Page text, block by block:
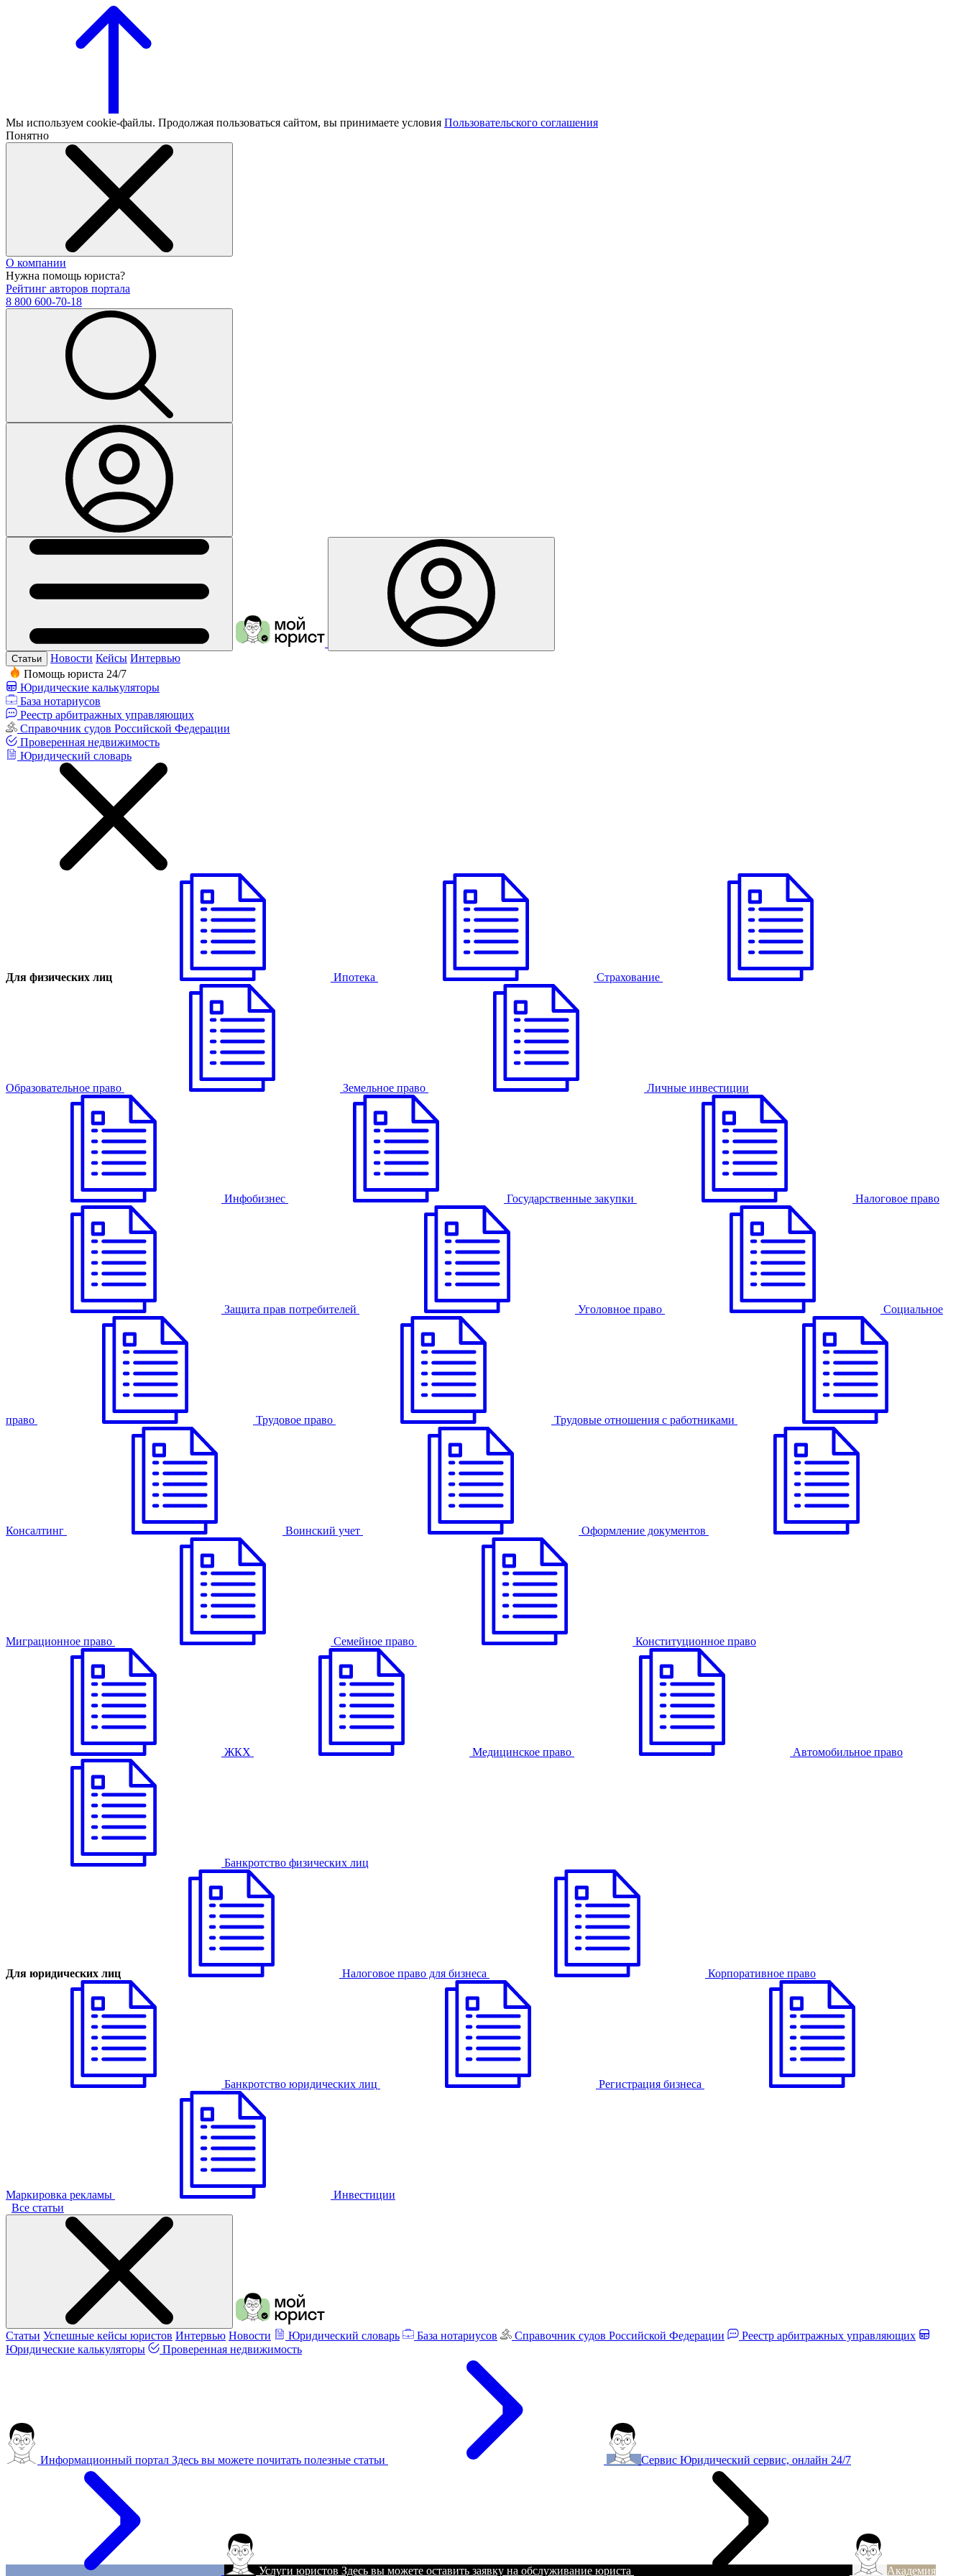
Мы используем cookie-файлы. Продолжая пользоваться сайтом, вы принимаете условия Пользовательского соглашения
Понятно
О компании
Нужна помощь юриста?
Рейтинг авторов портала
8 800 600-70-18
Статьи Новости Кейсы Интервью
Помощь юриста 24/7
Юридические калькуляторы
База нотариусов
Реестр арбитражных управляющих
Справочник судов Российской Федерации
Проверенная недвижимость
Юридический словарь
Для физических лиц Ипотека Страхование
Образовательное право Земельное право Личные инвестиции
Инфобизнес Государственные закупки Налоговое право
Защита прав потребителей Уголовное право Cоциальное
право Трудовое право Трудовые отношения с работниками
Консалтинг Воинский учет Оформление документов
Миграционное право Семейное право Конституционное право
ЖКХ Медицинское право Автомобильное право
Банкротство физических лиц
Для юридических лиц Налоговое право для бизнеса Корпоративное право
Банкротство юридических лиц Регистрация бизнеса
Маркировка рекламы
Инвестиции
Все статьи
Статьи Успешные кейсы юристов Интервью Новости Юридический словарь База нотариусов Справочник судов Российской Федерации
Реестр арбитражных управляющих
Юридические калькуляторы
Проверенная недвижимость
Информационный портал Здесь вы можете почитать полезные статьи Сервис Юридический сервис, онлайн 24/7
Услуги юристов Здесь вы можете оставить заявку на обслуживание юриста Академия